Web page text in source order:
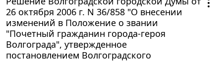
26 октября 2006 г. N 36/858 "О внесении
изменений в Положение о звании
"Почетный гражданин города-героя
Волгограда", утвержденное
постановлением Волгоградского